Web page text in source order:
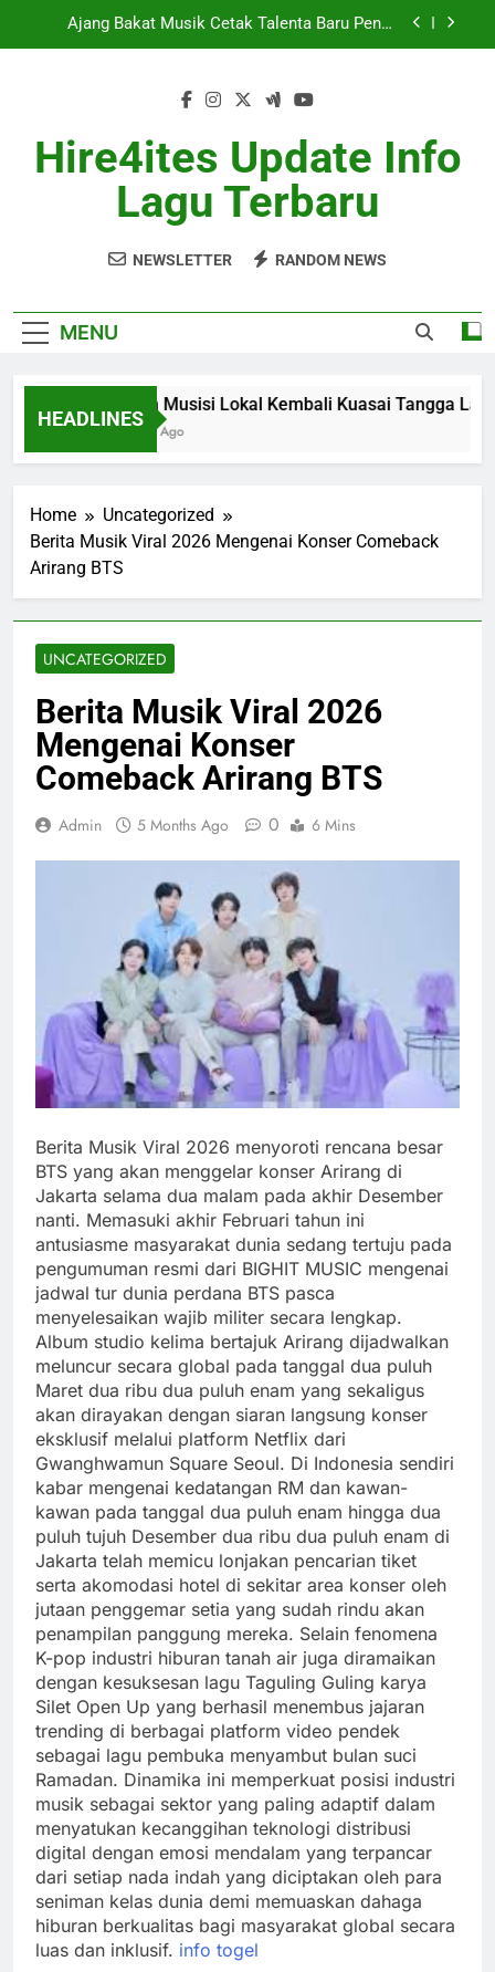
Berita Musik Hits dengan Update Lagu Viral
Terbaru
Ajang Bakat Musik Cetak Talenta Baru Penuh
Potensi
Berita Musik Hits dengan Update Lagu Viral
Industri Musik Global Semakin Kompetitif Mei
Hire4ites Update Info
Lagu Terbaru
NEWSLETTER RANDOM NEWS
MENU
HEADLINES
Album Musisi Lokal Kembali Kuasai Tangga Lagu
1 Month Ago
Home
Uncategorized
Berita Musik Viral 2026 Mengenai Konser Comeback
Arirang BTS
UNCATEGORIZED
Berita Musik Viral 2026
Mengenai Konser
Comeback Arirang BTS
Admin 5 Months Ago 0 6 Mins
Berita Musik Viral 2026 menyoroti rencana besar
BTS yang akan menggelar konser Arirang di
Jakarta selama dua malam pada akhir Desember
nanti. Memasuki akhir Februari tahun ini
antusiasme masyarakat dunia sedang tertuju pada
pengumuman resmi dari BIGHIT MUSIC mengenai
jadwal tur dunia perdana BTS pasca
menyelesaikan wajib militer secara lengkap.
Album studio kelima bertajuk Arirang dijadwalkan
meluncur secara global pada tanggal dua puluh
Maret dua ribu dua puluh enam yang sekaligus
akan dirayakan dengan siaran langsung konser
eksklusif melalui platform Netflix dari
Gwanghwamun Square Seoul. Di Indonesia sendiri
kabar mengenai kedatangan RM dan kawan-
kawan pada tanggal dua puluh enam hingga dua
puluh tujuh Desember dua ribu dua puluh enam di
Jakarta telah memicu lonjakan pencarian tiket
serta akomodasi hotel di sekitar area konser oleh
jutaan penggemar setia yang sudah rindu akan
penampilan panggung mereka. Selain fenomena
K-pop industri hiburan tanah air juga diramaikan
dengan kesuksesan lagu Taguling Guling karya
Silet Open Up yang berhasil menembus jajaran
trending di berbagai platform video pendek
sebagai lagu pembuka menyambut bulan suci
Ramadan. Dinamika ini memperkuat posisi industri
musik sebagai sektor yang paling adaptif dalam
menyatukan kecanggihan teknologi distribusi
digital dengan emosi mendalam yang terpancar
dari setiap nada indah yang diciptakan oleh para
seniman kelas dunia demi memuaskan dahaga
hiburan berkualitas bagi masyarakat global secara
luas dan inklusif. info togel